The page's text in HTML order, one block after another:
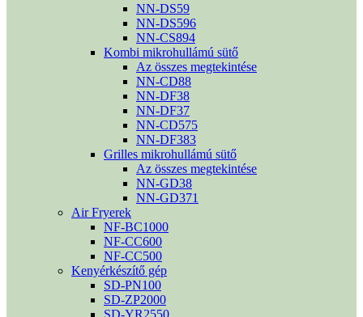
NN-DS59
NN-DS596
NN-CS894
Kombi mikrohullámú sütő
Az összes megtekintése
NN-CD88
NN-DF38
NN-DF37
NN-CD575
NN-DF383
Grilles mikrohullámú sütő
Az összes megtekintése
NN-GD38
NN-GD371
Air Fryerek
NF-BC1000
NF-CC600
NF-CC500
Kenyérkészítő gép
SD-PN100
SD-ZP2000
SD-YR2550